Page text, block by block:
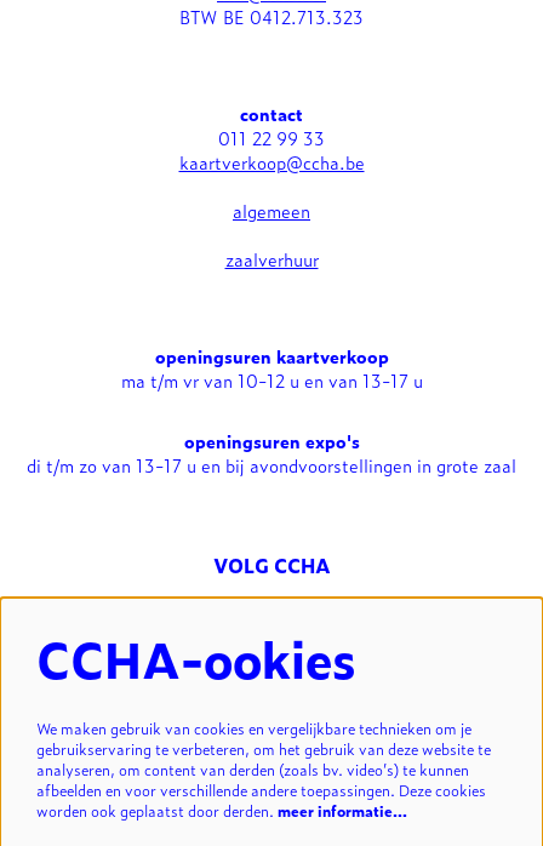
BTW BE 0412.713.323
contact
011 22 99 33
kaartverkoop@ccha.be
algemeen
zaalverhuur
openingsuren kaartverkoop
ma t/m vr van 10-12 u en van 13-17 u
openingsuren expo's
di t/m zo van 13-17 u en bij avondvoorstellingen in grote zaal
VOLG CCHA
INSCHRIJVEN
CCHA-ookies
We maken gebruik van cookies en vergelijkbare technieken om je
gebruikservaring te verbeteren, om het gebruik van deze website te
analyseren, om content van derden (zoals bv. video’s) te kunnen
afbeelden en voor verschillende andere toepassingen. Deze cookies
worden ook geplaatst door derden. meer informatie…